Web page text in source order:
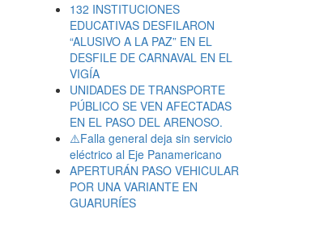
132 INSTITUCIONES
EDUCATIVAS DESFILARON
“ALUSIVO A LA PAZ” EN EL
DESFILE DE CARNAVAL EN EL
VIGÍA
UNIDADES DE TRANSPORTE
PÚBLICO SE VEN AFECTADAS
EN EL PASO DEL ARENOSO.
⚠️Falla general deja sin servicio
eléctrico al Eje Panamericano
APERTURÁN PASO VEHICULAR
POR UNA VARIANTE EN
GUARURÍES